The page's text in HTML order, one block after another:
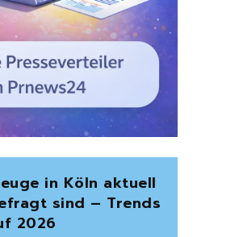
in Köln aktuell
sind – Trends
2026